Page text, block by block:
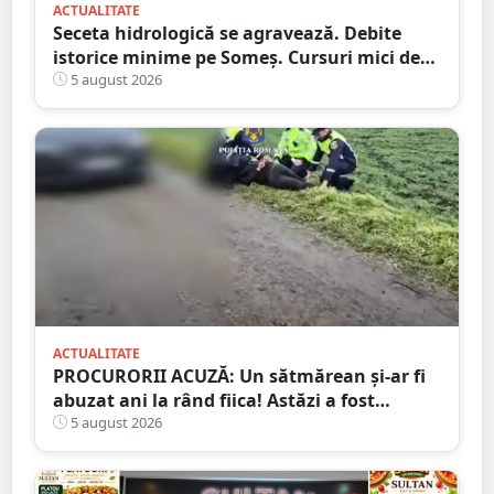
ACTUALITATE
Seceta hidrologică se agravează. Debite
istorice minime pe Someș. Cursuri mici de
ape au secat
5 august 2026
ACTUALITATE
PROCURORII ACUZĂ: Un sătmărean și-ar fi
abuzat ani la rând fiica! Astăzi a fost
arestat!
5 august 2026